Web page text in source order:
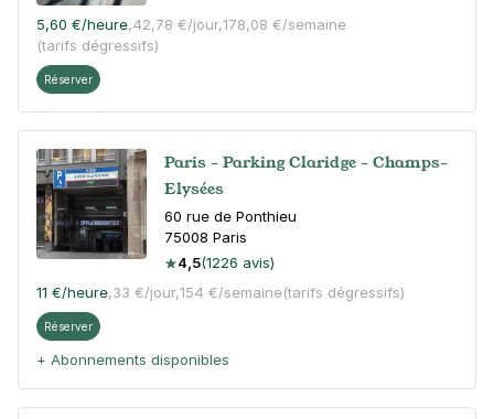
5,60 €/heure,42,78 €/jour,178,08 €/semaine
(tarifs dégressifs)
Réserver
Paris - Parking Claridge - Champs-
Elysées
60 rue de Ponthieu
75008 Paris
4,5(1226 avis)
11 €/heure,33 €/jour,154 €/semaine(tarifs dégressifs)
Réserver
+ Abonnements disponibles